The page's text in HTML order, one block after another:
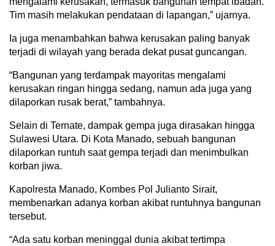
Tim masih melakukan pendataan di lapangan,” ujarnya.
Ia juga menambahkan bahwa kerusakan paling banyak
terjadi di wilayah yang berada dekat pusat guncangan.
“Bangunan yang terdampak mayoritas mengalami
kerusakan ringan hingga sedang, namun ada juga yang
dilaporkan rusak berat,” tambahnya.
Selain di Ternate, dampak gempa juga dirasakan hingga
Sulawesi Utara. Di Kota Manado, sebuah bangunan
dilaporkan runtuh saat gempa terjadi dan menimbulkan
korban jiwa.
Kapolresta Manado, Kombes Pol Julianto Sirait,
membenarkan adanya korban akibat runtuhnya bangunan
tersebut.
“Ada satu korban meninggal dunia akibat tertimpa